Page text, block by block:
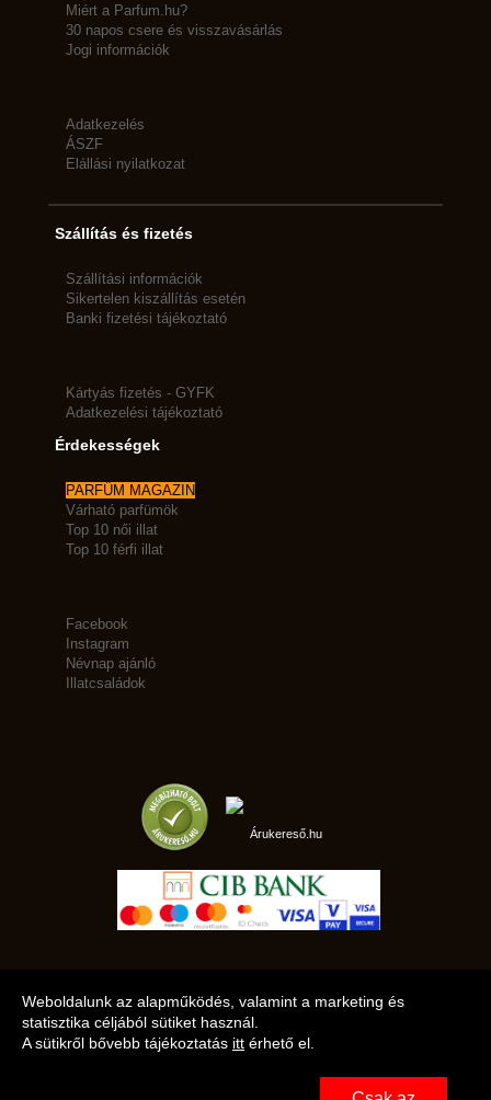
Miért a Parfum.hu?
30 napos csere és visszavásárlás
Jogi információk
Adatkezelés
ÁSZF
Elállási nyilatkozat
Szállítás és fizetés
Szállítási információk
Sikertelen kiszállítás esetén
Banki fizetési tájékoztató
Kártyás fizetés - GYFK
Adatkezelési tájékoztató
Érdekességek
PARFÜM MAGAZIN
Várható parfümök
Top 10 női illat
Top 10 férfi illat
Facebook
Instagram
Névnap ajánló
Illatcsaládok
Árukereső.hu
marketplace partner
A LEGJOBB AJÁNLATAINK AZ ÖN CÍMÉRE!
Weboldalunk az alapműködés, valamint a marketing és
statisztika céljából sütiket használ.
A sütikről bővebb tájékoztatás itt érhető el.